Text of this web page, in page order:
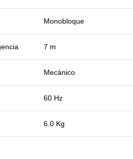
Monobloque
7 m
Mecánico
60 Hz
6.0 Kg